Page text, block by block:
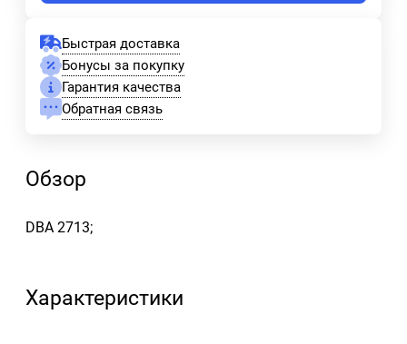
Быстрая доставка
Бонусы за покупку
Гарантия качества
Обратная связь
Обзор
DBA 2713;
Характеристики